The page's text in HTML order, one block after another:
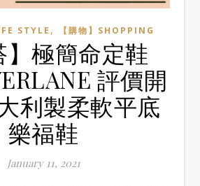
STYLE , 【購物】SHOPPING
】極簡命定鞋
評價開
利製柔軟平底
樂福鞋
January 11, 2021